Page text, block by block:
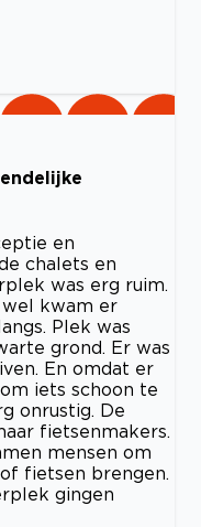
en
chalets en
was erg ruim.
wel kwam er
Plek was
grond. Er was
En omdat er
iets schoon te
onrustig. De
fietsenmakers.
mensen om
fietsen brengen.
gingen